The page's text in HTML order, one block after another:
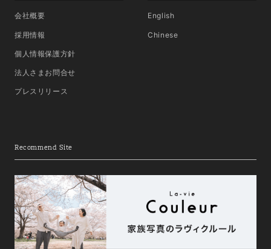
会社概要
採用情報
個人情報保護方針
法人さまお問合せ
プレスリリース
English
Chinese
Recommend Site